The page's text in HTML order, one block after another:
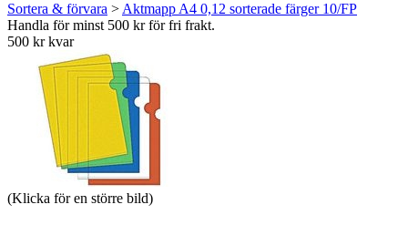
Sortera & förvara > Aktmapp A4 0,12 sorterade färger 10/FP
Handla för minst 500 kr för fri frakt.
500 kr kvar
(Klicka för en större bild)